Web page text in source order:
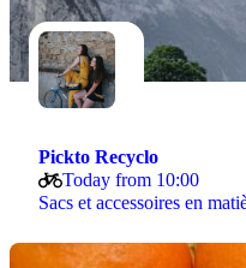
Pickto Recyclo
Today from 10:00
Sacs et accessoires en